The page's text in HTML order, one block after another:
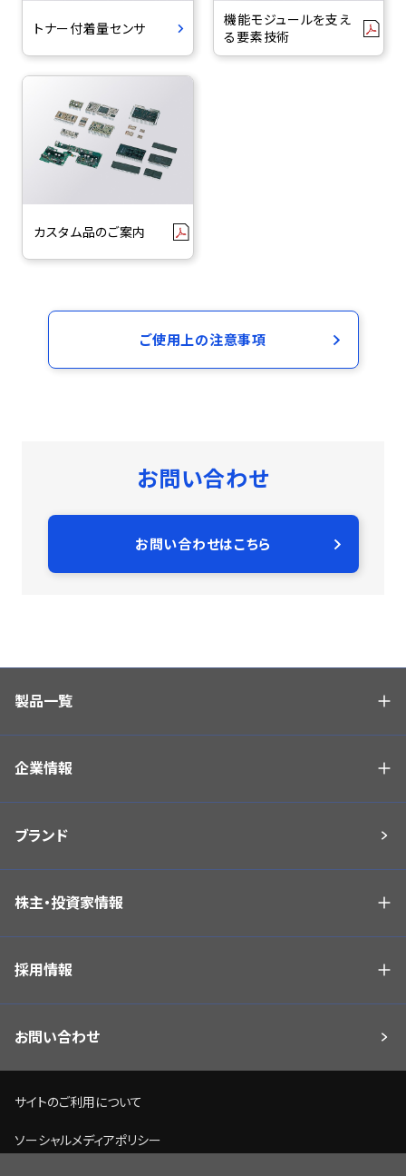
トナー付着量センサ
機能モジュールを支え
る要素技術
カスタム品のご案内
ご使用上の注意事項
お問い合わせ
お問い合わせはこちら
製品一覧
企業情報
ブランド
株主・投資家情報
採用情報
お問い合わせ
サイトのご利用について
ソーシャルメディアポリシー